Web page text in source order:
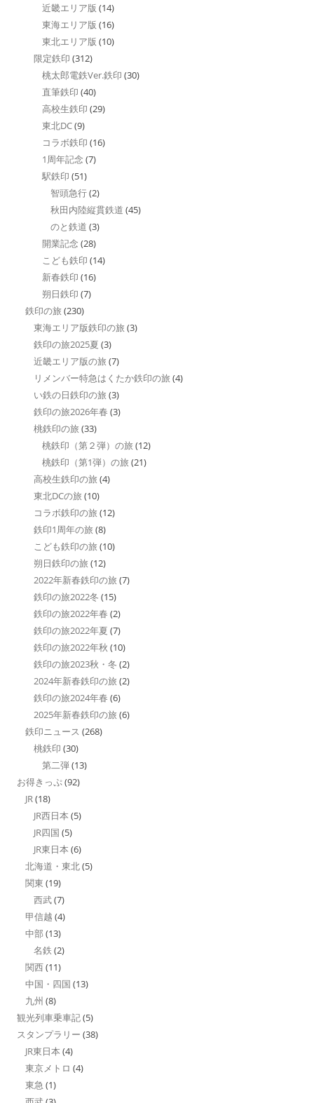
近畿エリア版 (14)
東海エリア版 (16)
東北エリア版 (10)
限定鉄印 (312)
桃太郎電鉄Ver.鉄印 (30)
直筆鉄印 (40)
高校生鉄印 (29)
東北DC(9)
コラボ鉄印 (16)
1周年記念 (7)
駅鉄印 (51)
智頭急行(2)
秋田内陸縦貫鉄道 (45)
のと鉄道 (3)
開業記念 (28)
こども鉄印 (14)
新春鉄印 (16)
朔日鉄印 (7)
鉄印の旅 (230)
東海エリア版鉄印の旅 (3)
鉄印の旅2025夏 (3)
近畿エリア版の旅 (7)
リメンバー特急はくたか鉄印の旅 (4)
い鉄の日鉄印の旅 (3)
鉄印の旅2026年春 (3)
桃鉄印の旅 (33)
桃鉄印（第２弾）の旅 (12)
桃鉄印（第1弾）の旅 (21)
高校生鉄印の旅 (4)
東北DCの旅 (10)
コラボ鉄印の旅 (12)
鉄印1周年の旅 (8)
こども鉄印の旅 (10)
朔日鉄印の旅 (12)
2022年新春鉄印の旅 (7)
鉄印の旅2022冬 (15)
鉄印の旅2022年春 (2)
鉄印の旅2022年夏 (7)
鉄印の旅2022年秋 (10)
鉄印の旅2023秋・冬 (2)
2024年新春鉄印の旅 (2)
鉄印の旅2024年春 (6)
2025年新春鉄印の旅 (6)
鉄印ニュース (268)
桃鉄印 (30)
第二弾(13)
お得きっぷ(92)
JR(18)
JR西日本 (5)
JR四国 (5)
JR東日本 (6)
北海道・東北(5)
関東 (19)
西武(7)
甲信越 (4)
中部 (13)
名鉄 (2)
関西(11)
中国・四国 (13)
九州 (8)
観光列車乗車記(5)
スタンプラリー (38)
JR東日本 (4)
東京メトロ (4)
東急 (1)